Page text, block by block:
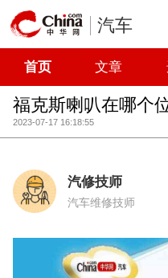
汽车
首页 文章
福克斯喇叭在哪个
2023-07-17 16:18:55
汽修技师
汽车维修技师